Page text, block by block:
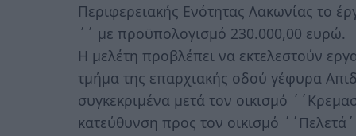
Περιφερειακής Ενότητας Λακωνίας το
΄΄ με προϋπολογισμό 230.000,00 ευρώ.
Η μελέτη προβλέπει να εκτελεστούν
τμήμα της επαρχιακής οδού γέφυρα
συγκεκριμένα μετά τον οικισμό
κατεύθυνση προς τον οικισμό